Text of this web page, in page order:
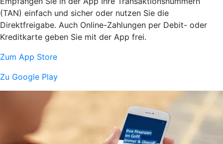
(TAN) einfach und sicher oder nutzen Sie die
Direktfreigabe. Auch Online-Zahlungen per Debit- oder
Kreditkarte geben Sie mit der App frei.
Zum App Store
Zu Google Play